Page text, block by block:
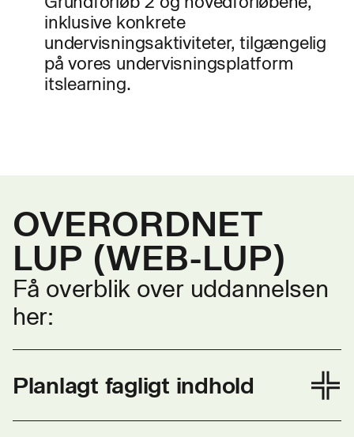
inklusive konkrete
undervisningsaktiviteter, tilgængelig
på vores undervisningsplatform
itslearning.
OVERORDNET
LUP (WEB-LUP)
Få overblik over uddannelsen
her:
Planlagt fagligt indhold
En bygningsmaler arbejder med alt inden for